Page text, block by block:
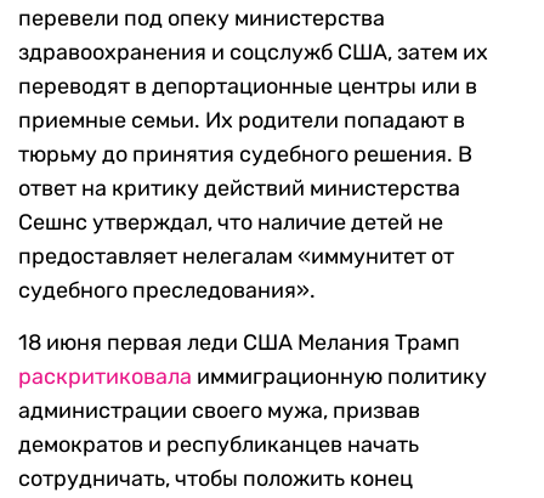
перевели под опеку министерства
здравоохранения и соцслужб США, затем их
переводят в депортационные центры или в
приемные семьи. Их родители попадают в
тюрьму до принятия судебного решения. В
ответ на критику действий министерства
Сешнс утверждал, что наличие детей не
предоставляет нелегалам «иммунитет от
судебного преследования».
18 июня первая леди США Мелания Трамп
раскритиковала иммиграционную политику
администрации своего мужа, призвав
демократов и республиканцев начать
сотрудничать, чтобы положить конец